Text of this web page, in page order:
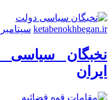
ketabenokhbegan.ir سپتامبر 4, 2021
نخبگان سیاسی
ایران